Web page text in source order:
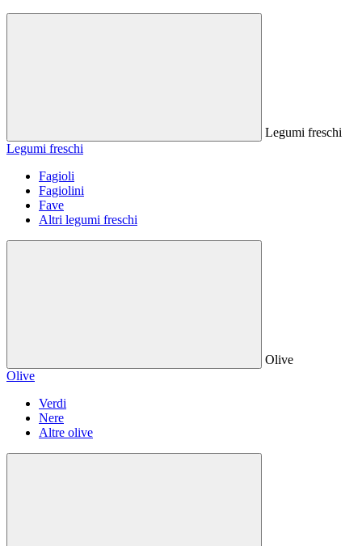
Legumi freschi
Legumi freschi
Fagioli
Fagiolini
Fave
Altri legumi freschi
Olive
Olive
Verdi
Nere
Altre olive